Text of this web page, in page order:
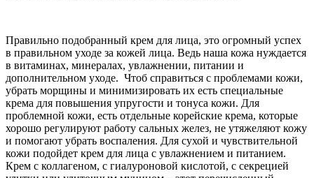
Правильно подобранный крем для лица, это огромный успех
в правильном уходе за кожей лица. Ведь наша кожа нуждается
в витаминах, минералах, увлажнении, питании и
дополнительном уходе. Чтоб справиться с проблемами кожи,
убрать морщины и минимизировать их есть специальные
крема для повышения упругости и тонуса кожи. Для
проблемной кожи, есть отдельные корейские крема, которые
хорошо регулируют работу сальных желез, не утяжеляют кожу
и помогают убрать воспаления. Для сухой и чувствительной
кожи подойдет крем для лица с увлажнением и питанием.
Крем с коллагеном, с гиалуроновой кислотой, с секрецией